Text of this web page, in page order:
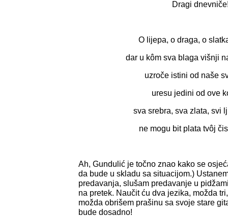
Dragi
O lijepa, o draga, o
dar u kôm sva blaga višnji
uzroče istini od naše
uresu jedini od ove
sva srebra, sva zlata, svi
ne mogu bit plata tvôj
Ah, Gundulić je točno znao kako se
da bude u skladu sa situacijom.)
predavanja, slušam predavanje u
na pretek. Naučit ću dva jezika, možda
možda obrišem prašinu sa svoje stare
bude dosadno!